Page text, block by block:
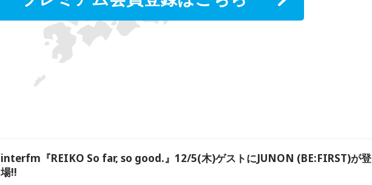
interfm『REIKO So far, so good.』12/5(木)ゲストにJUNON (BE:FIRST)が登
場!!